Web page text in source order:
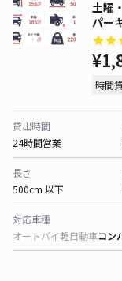
土曜
パー
時間
貸出時間
24時間営業
長さ
500cm 以下
対応車種
オートバイ軽自動車コン